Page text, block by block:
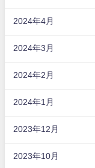
2024年4月
2024年3月
2024年2月
2024年1月
2023年12月
2023年10月